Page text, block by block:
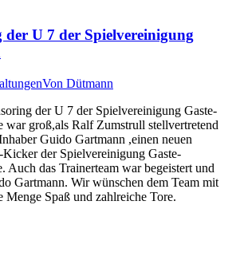
U 7 der Spielvereinigung
Von Dütmann
der U 7 der Spielvereinigung Gaste-
war groß,als Ralf Zumstrull stellvertretend
Guido Gartmann ,einen neuen
der Spielvereinigung Gaste-
Auch das Trainerteam war begeistert und
Gartmann. Wir wünschen dem Team mit
Menge Spaß und zahlreiche Tore.